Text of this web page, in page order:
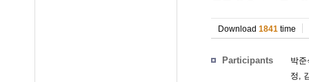
Download 1841 time
Participants
박준
정,